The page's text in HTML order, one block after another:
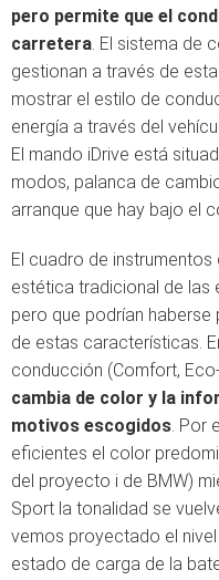
pero permite que el
carretera. El sistema de
gestionan a través de
mostrar el estilo de
energía a través del
El mando iDrive está
modos, palanca de
arranque que hay bajo el
El cuadro de
estética tradicional de las
pero que podrían
de estas características.
conducción (Comfort,
cambia de color y la
motivos escogidos. Por
eficientes el color
del proyecto i de BMW)
Sport la tonalidad se
vemos proyectado el
estado de carga de la